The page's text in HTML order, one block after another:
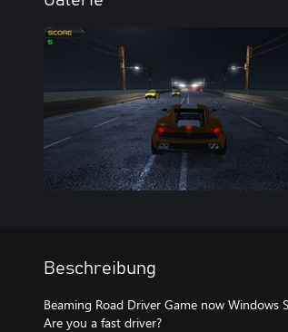
Beschreibung
Beaming Road Driver Game now Windows
Are you a fast driver?